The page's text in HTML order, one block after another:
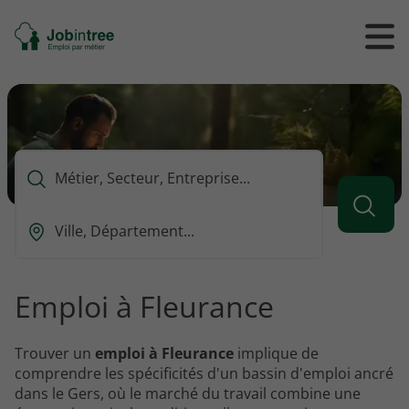
Se
rendre
l'accueil
Ouvrir
/
le
Que
vous
rechercher
Ou
vous
voulez
rechercher
?
Emploi à Fleurance
Trouver un emploi à Fleurance implique de
comprendre les spécificités d'un bassin d'emploi ancré
dans le Gers, où le marché du travail combine une